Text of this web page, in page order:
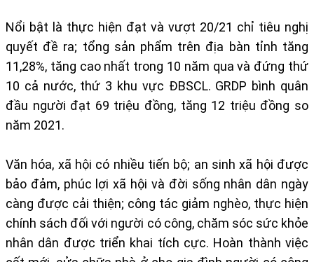
Nổi bật là thực hiện đạt và vượt 20/21 chỉ tiêu nghị
quyết đề ra; tổng sản phẩm trên địa bàn tỉnh tăng
11,28%, tăng cao nhất trong 10 năm qua và đứng thứ
10 cả nước, thứ 3 khu vực ĐBSCL. GRDP bình quân
đầu người đạt 69 triệu đồng, tăng 12 triệu đồng so
năm 2021.
Văn hóa, xã hội có nhiều tiến bộ; an sinh xã hội được
bảo đảm, phúc lợi xã hội và đời sống nhân dân ngày
càng được cải thiện; công tác giảm nghèo, thực hiện
chính sách đối với người có công, chăm sóc sức khỏe
nhân dân được triển khai tích cực. Hoàn thành việc